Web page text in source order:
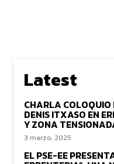
Latest
CHARLA COLOQUIO
DENIS ITXASO EN
Y ZONA
3 marzo, 2025
EL PSE-EE